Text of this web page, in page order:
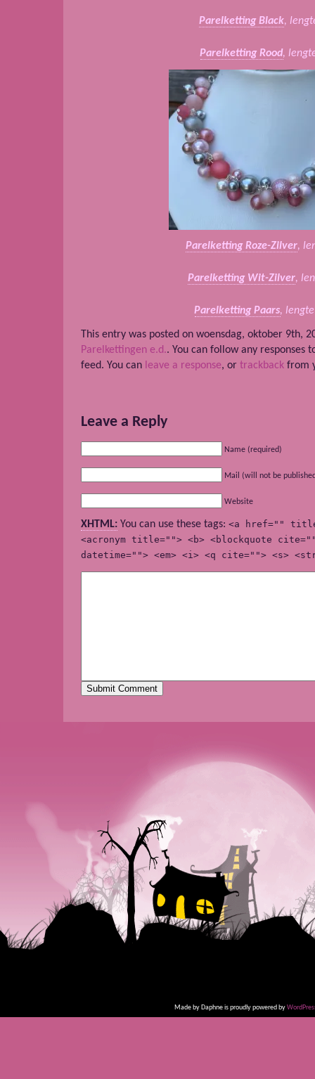
Parelketting Black,
Parelketting Rood,
Parelketting Roze-Zilver,
Parelketting Wit-Zilver,
Parelketting Paars,
This entry was posted on woensdag, oktober 9th,
Parelkettingen e.d.. You can follow any responses
feed. You can leave a response, or trackback from
Leave a Reply
Name (required)
Mail (will not be
Website
XHTML: You can use these tags: <a href=""
<acronym title=""> <b> <blockquote
datetime=""> <em> <i> <q cite=""> <s>
Made by Daphne is proudly powered by